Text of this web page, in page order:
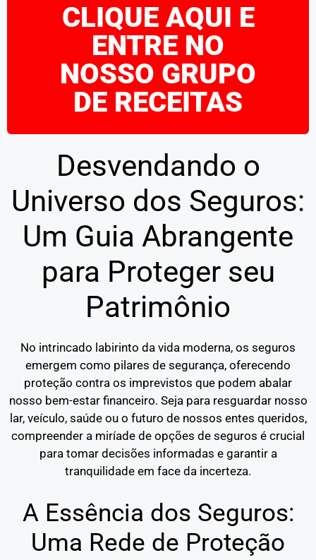
CLIQUE AQUI E
ENTRE NO
NOSSO GRUPO
DE RECEITAS
Desvendando o
Universo dos Seguros:
Um Guia Abrangente
para Proteger seu
Patrimônio
No intrincado labirinto da vida moderna, os seguros
emergem como pilares de segurança, oferecendo
proteção contra os imprevistos que podem abalar
nosso bem-estar financeiro. Seja para resguardar nosso
lar, veículo, saúde ou o futuro de nossos entes queridos,
compreender a miríade de opções de seguros é crucial
para tomar decisões informadas e garantir a
tranquilidade em face da incerteza.
A Essência dos Seguros:
Uma Rede de Proteção